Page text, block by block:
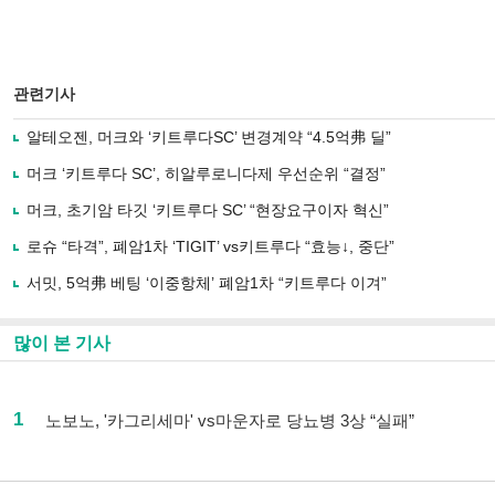
관련기사
알테오젠, 머크와 ‘키트루다SC’ 변경계약 “4.5억弗 딜”
머크 ‘키트루다 SC’, 히알루로니다제 우선순위 “결정”
머크, 초기암 타깃 ‘키트루다 SC’ “현장요구이자 혁신”
로슈 “타격”, 폐암1차 ‘TIGIT’ vs키트루다 “효능↓, 중단”
서밋, 5억弗 베팅 ‘이중항체’ 폐암1차 “키트루다 이겨”
많이 본 기사
1 노보노, '카그리세마' vs마운자로 당뇨병 3상 “실패”